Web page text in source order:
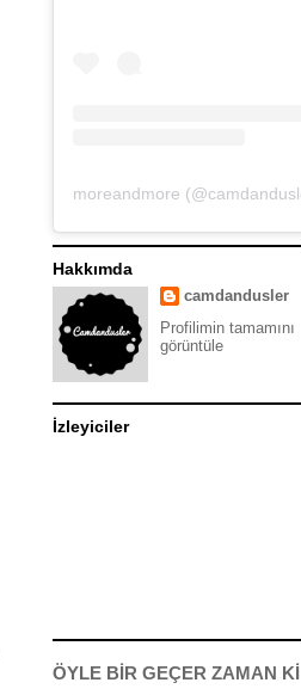
Hakkımda
camdandusler
Profilimin tamamını
görüntüle
İzleyiciler
ÖYLE BİR GEÇER ZAMAN Kİ